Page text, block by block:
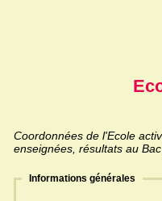
Coordonnées de l'Ecole
enseignées, résultats au
Informations générales